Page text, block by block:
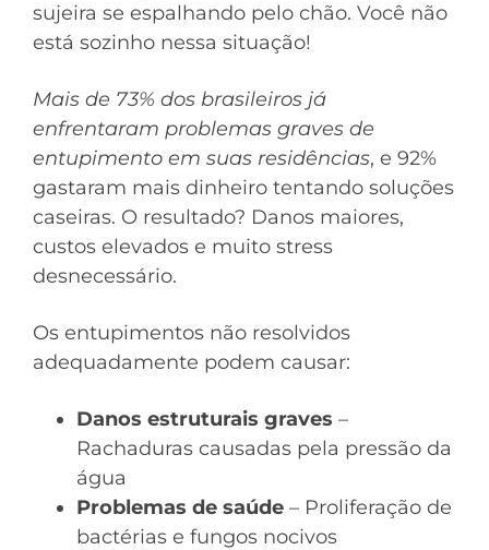
sujeira se espalhando pelo chão. Você não
está sozinho nessa situação!
Mais de 73% dos brasileiros já
enfrentaram problemas graves de
entupimento em suas residências, e 92%
gastaram mais dinheiro tentando soluções
caseiras. O resultado? Danos maiores,
custos elevados e muito stress
desnecessário.
Os entupimentos não resolvidos
adequadamente podem causar:
Danos estruturais graves –
Rachaduras causadas pela pressão da
água
Problemas de saúde – Proliferação de
bactérias e fungos nocivos